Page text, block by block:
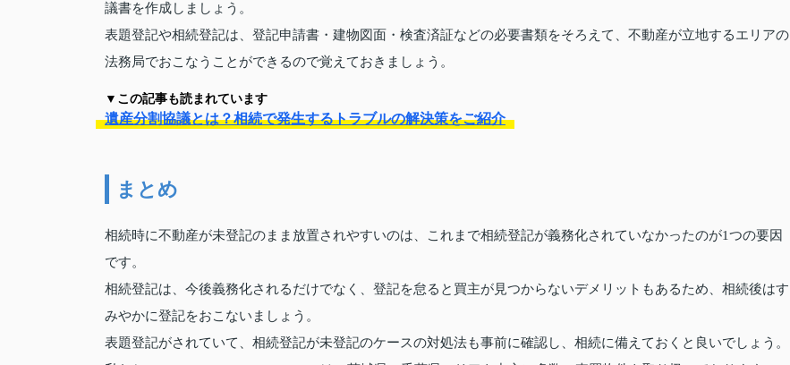
議書を作成しましょう。
表題登記や相続登記は、登記申請書・建物図面・検査済証などの必要書類をそろえて、不動産が立地するエリアの
法務局でおこなうことができるので覚えておきましょう。
▼この記事も読まれています
遺産分割協議とは？相続で発生するトラブルの解決策をご紹介
まとめ
相続時に不動産が未登記のまま放置されやすいのは、これまで相続登記が義務化されていなかったのが1つの要因
です。
相続登記は、今後義務化されるだけでなく、登記を怠ると 買主が見つからないデメリットもあるため、相続後はす
みやかに登記をおこないましょう。
表題登記がされていて、相続登記が未登記のケースの対処法も事前に確認し、相続に備えておくと良いでしょう。